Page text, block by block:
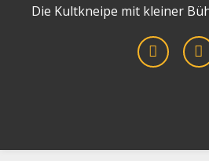
Die Kultkneipe mit kleiner